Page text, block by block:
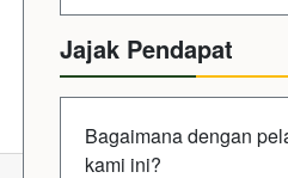
Jajak Pendapat
Bagaimana dengan
kami ini?